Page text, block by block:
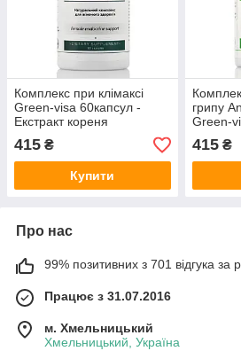
Комплекс при клімаксі
Green-visa 60капсул -
Екстракт кореня
циміцифуги, Діоскорея
ніппонська, Конюшина
червона, Шишки хмелю,
415 ₴
Купити
грипу
Green-
Корінь
415₴
Про нас
99% позитивних з 701 відгука за
Працює з 31.07.2016
м. Хмельницький
Хмельницький, Україна